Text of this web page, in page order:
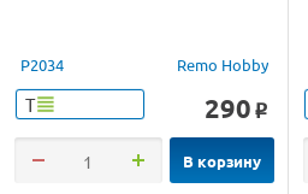
P2034 Remo Hobby
Т 290 o
В корзину